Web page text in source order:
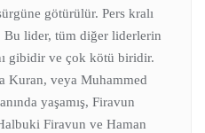
götürülür. Pers kralı
Bu lider, tüm diğer liderlerin
gibidir ve çok kötü biridir.
Kuran, veya Muhammed
yaşamış, Firavun
Firavun ve Haman